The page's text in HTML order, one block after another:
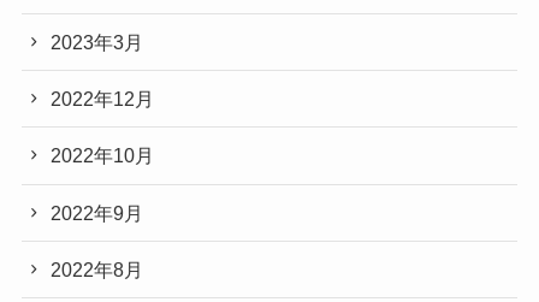
2023年3月
2022年12月
2022年10月
2022年9月
2022年8月